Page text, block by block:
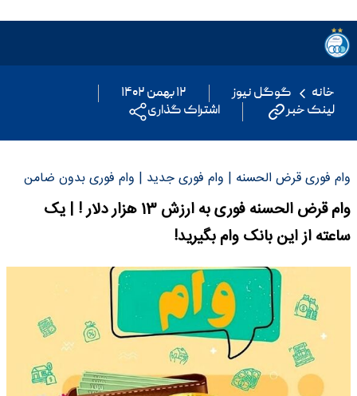
خانه گوگل نیوز
۱۲ بهمن ۱۴۰۲
لینک خبر
اشتراک گذاری
وام فوری قرض الحسنه | وام فوری جدید | وام فوری بدون ضامن
وام قرض الحسنه فوری به ارزش 13 هزار دلار ! | یک
ساعته از این بانک وام بگیرید!